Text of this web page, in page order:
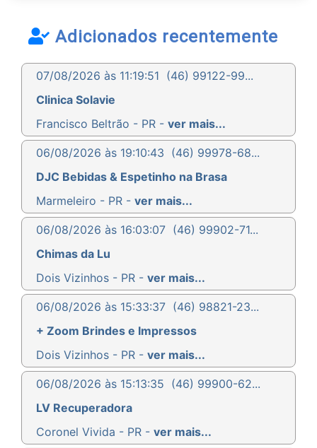
Adicionados recentemente
07/08/2026 às 11:19:51 (46) 99122-99...
Clinica Solavie
Francisco Beltrão - PR - ver mais...
06/08/2026 às 19:10:43 (46) 99978-68...
DJC Bebidas & Espetinho na Brasa
Marmeleiro - PR - ver mais...
06/08/2026 às 16:03:07 (46) 99902-71...
Chimas da Lu
Dois Vizinhos - PR - ver mais...
06/08/2026 às 15:33:37 (46) 98821-23...
+ Zoom Brindes e Impressos
Dois Vizinhos - PR - ver mais...
06/08/2026 às 15:13:35 (46) 99900-62...
LV Recuperadora
Coronel Vivida - PR - ver mais...